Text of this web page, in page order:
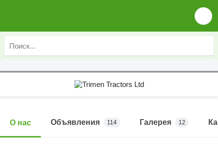
О нас Объявления 114 Галерея 12